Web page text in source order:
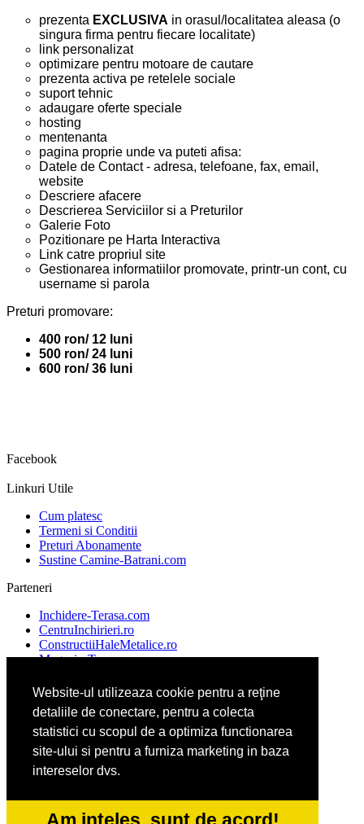
Website-ul utilizeaza cookie pentru a reţine
detaliile de conectare, pentru a colecta
statistici cu scopul de a optimiza functionarea
site-ului si pentru a furniza marketing in baza
intereselor dvs.
Am inteles, sunt de acord!
prezenta EXCLUSIVA in orasul/localitatea aleasa (o
singura firma pentru fiecare localitate)
link personalizat
optimizare pentru motoare de cautare
prezenta activa pe retelele sociale
suport tehnic
adaugare oferte speciale
hosting
mentenanta
pagina proprie unde va puteti afisa:
Datele de Contact - adresa, telefoane, fax, email,
website
Descriere afacere
Descrierea Serviciilor si a Preturilor
Galerie Foto
Pozitionare pe Harta Interactiva
Link catre propriul site
Gestionarea informatiilor promovate, printr-un cont, cu
username si parola
Preturi promovare:
400 ron/ 12 luni
500 ron/ 24 luni
600 ron/ 36 luni
Facebook
Linkuri Utile
Cum platesc
Termeni si Conditii
Preturi Abonamente
Sustine Camine-Batrani.com
Parteneri
Inchidere-Terasa.com
CentruInchirieri.ro
ConstructiiHaleMetalice.ro
Magazin-Termopane.com
CentraleBoilere.ro
DresajCaine.ro
ServiciiAlpinism.ro
Alpinist-Utilitar.com
CuratenieSpatiiComerciale.ro